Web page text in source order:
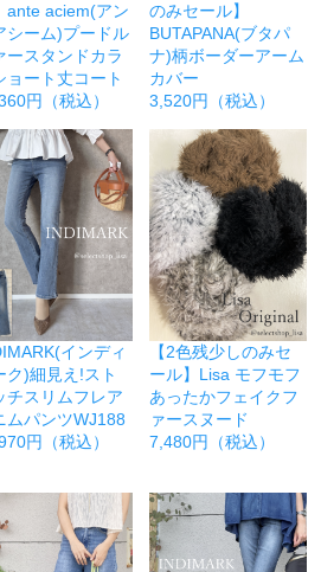
ante aciem(アン
シーム)プードル
ースタンドカラ
ョート丈コート
円（税込）
のみセール】
BUTAPANA(ブタパ
ナ)柄ボーダーアーム
カバー
3,520円（税込）
インディ
ク)細見え!スト
チスリムフレア
ムパンツWJ188
円（税込）
【2色残少しのみセ
ール】Lisa モフモフ
あったかフェイクフ
ァースヌード
7,480円（税込）